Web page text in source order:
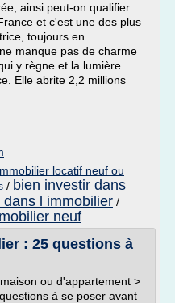
ainsi peut-on qualifier
et c'est une des plus
toujours en
manque pas de charme
y règne et la lumière
Elle abrite 2,2 millions
locatif neuf ou
/ bien investir dans
dans l immobilier /
neuf
: 25 questions à
ou d'appartement >
à se poser avant